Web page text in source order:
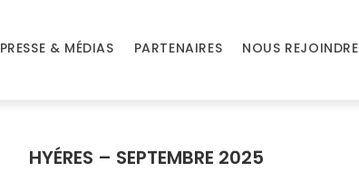
PRESSE & MÉDIAS PARTENAIRES NOUS REJOINDRE
HYÉRES – SEPTEMBRE 2025